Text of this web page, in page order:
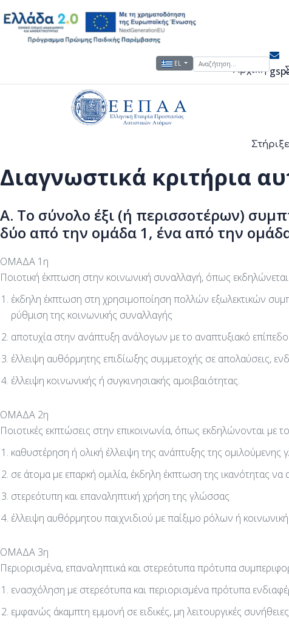
Επιλέξτε τη γλώσσα σας
EL Αναζήτηση...
Αρχική
Διαγνωστικά κριτήρια
Α. Το σύνολο έξι (ή περισσοτέρων)
δύο από την ομάδα 1, ένα από την
ΟΜΑΔΑ 1η
Ποιοτική έκπτωση στην κοινωνική συναλλαγή, όπως
έκδηλη έκπτωση στη χρησιμοποίηση πολλών εξωλεκτικών
ρύθμιση της κοινωνικής συναλλαγής
αποτυχία στην ανάπτυξη ανάλογων με το αναπτυξιακό
έλλειψη αυθόρμητης επιδίωξης συμμετοχής σε απολαύσεις,
έλλειψη κοινωνικής ή συγκινησιακής αμοιβαιότητας.
ΟΜΑΔΑ 2η
Ποιοτικές εκπτώσεις στην επικοινωνία, όπως εκδηλώνονται με
καθυστέρηση ή ολική έλλειψη της ανάπτυξης της ομιλούμενης
σε άτομα με επαρκή ομιλία, έκδηλη έκπτωση της ικανότητας
στερεότυπη και επαναληπτική χρήση της γλώσσας
έλλειψη αυθόρμητου παιχνιδιού με παίξιμο ρόλων ή
ΟΜΑΔΑ 3η
Περιορισμένα, επαναληπτικά και στερεότυπα πρότυπα
ενασχόληση με στερεότυπα και περιορισμένα πρότυπα
εμφανώς άκαμπτη εμμονή σε ειδικές, μη λειτουργικές